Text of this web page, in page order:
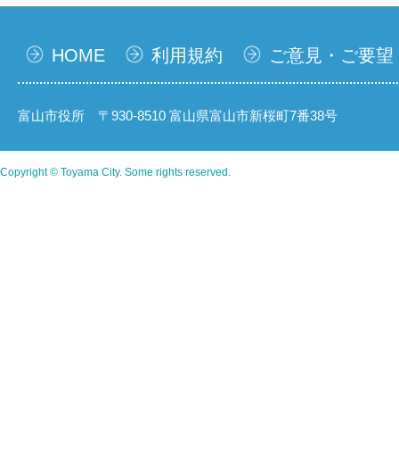
HOME 利用規約 ご意見・ご要望
富山市役所 〒930-8510 富山県富山市新桜町7番38号
Copyright © Toyama City. Some rights reserved.